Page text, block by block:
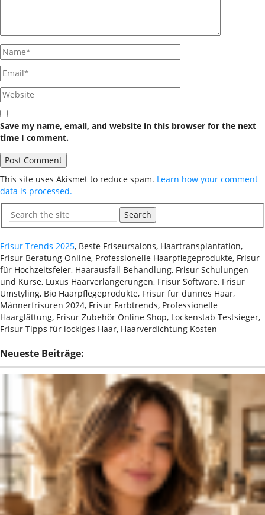
Save my name, email, and website in this browser for the next
time I comment.
This site uses Akismet to reduce spam. Learn how your comment
data is processed.
Search
Frisur Trends 2025, Beste Friseursalons, Haartransplantation,
Frisur Beratung Online, Professionelle Haarpflegeprodukte, Frisur
für Hochzeitsfeier, Haarausfall Behandlung, Frisur Schulungen
und Kurse, Luxus Haarverlängerungen, Frisur Software, Frisur
Umstyling, Bio Haarpflegeprodukte, Frisur für dünnes Haar,
Männerfrisuren 2024, Frisur Farbtrends, Professionelle
Haarglättung, Frisur Zubehör Online Shop, Lockenstab Testsieger,
Frisur Tipps für lockiges Haar, Haarverdichtung Kosten
Neueste Beiträge: